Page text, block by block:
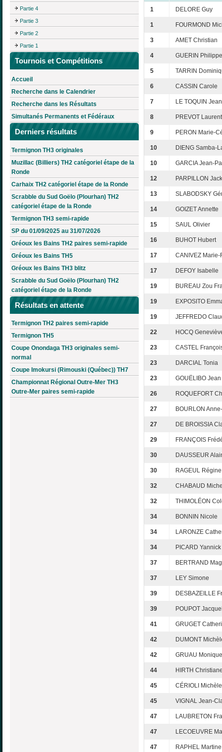
Partie 4
Partie 3
Partie 2
Partie 1
Tournois et Compétitions
Accueil
Recherche dans le Calendrier
Recherche dans les Résultats
Simultanés Permanents et Fédéraux
Derniers résultats
Termignon TH3 originales
Muzillac (Billiers) TH2 catégoriel étape de la
Ronde
Carhaix TH2 catégoriel étape de la Ronde
Scrabble du Sud Goëlo (Plourhan) TH2
catégoriel étape de la Ronde
Termignon TH3 semi-rapide
SP du 01/09/2025 au 31/07/2026
Gréoux les Bains TH2 paires semi-rapide
Gréoux les Bains TH5
Gréoux les Bains TH3 blitz
Scrabble du Sud Goëlo (Plourhan) TH2
catégoriel étape de la Ronde
Résultats en attente
Termignon TH2 paires semi-rapide
Termignon TH5
Coupe Onondaga TH3 originales semi-
normal
Coupe Imokursi (Rimouski (Québec)) TH7
Championnat Régional Outre-Mer TH3
Outre-Mer paires semi-rapide
1 DELORE Guy
1 FOURMOND
3 AMET Christian
4 GUERIN Philippe
5 TARRIN
6 CASSIN Carole
7 LE TOQUIN
8 PREVOT Laurent
9 PERON Marie-
10 DIENG Samba-
10 GARCIA Jean-
12 PARPILLON
13 SLABODSKY
14 GOIZET Annette
15 SAUL Olivier
16 BUHOT Hubert
17 CANIVEZ Marie-
17 DEFOY Isabelle
19 BUREAU Zou
19 EXPOSITO
19 JEFFREDO
22 HOCQ
23 CASTEL
23 DARCIAL Tonia
23 GOUËLIBO Jean
26 ROQUEFORT
27 BOURLON
27 DE BROISSIA
29 FRANÇOIS
30 DAUSSEUR
30 RAGEUL Régine
32 CHABAUD
32 THIMOLÉON
34 BONNIN Nicole
34 LARONZE
34 PICARD Yannick
37 BERTRAND
37 LEY Simone
39 DESBAZEILLE
39 POUPOT
41 GRUGET
42 DUMONT
42 GRUAU Monique
44 HIRTH
45 CÉRIOLI Michèle
45 VIGNAL Jean-
47 LAUBRETON
47 LECOEUVRE
47 RAPHEL Martine